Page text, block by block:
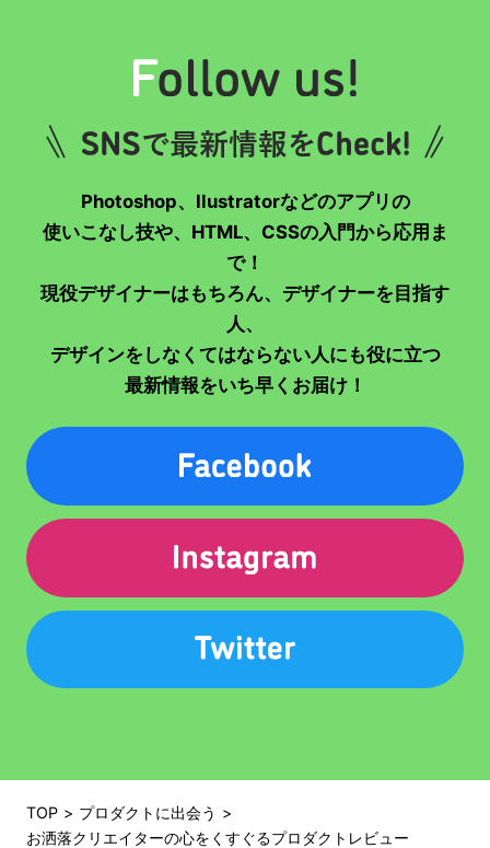
Photoshop、Ilustratorなどのアプリの
使いこなし技や、HTML、CSSの入門から応用ま
で！
現役デザイナーはもちろん、デザイナーを目指す
人、
デザインをしなくてはならない人にも役に立つ
最新情報をいち早くお届け！
TOP
プロダクトに出会う
お洒落クリエイターの心をくすぐるプロダクトレビュー